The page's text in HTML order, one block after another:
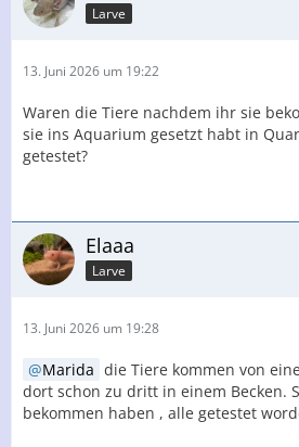
Larve
13. Juni 2026 um 19:22
Waren die Tiere nachdem ihr sie
sie ins Aquarium gesetzt habt in
getestet?
Elaaa
Larve
13. Juni 2026 um 19:28
Marida die Tiere kommen von
dort schon zu dritt in einem Becken.
bekommen haben , alle getestet